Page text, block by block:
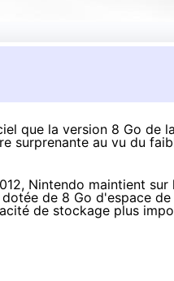
que la version 8 Go de
surprenante au vu du
Nintendo maintient
dotée de 8 Go d'espace
de stockage plus